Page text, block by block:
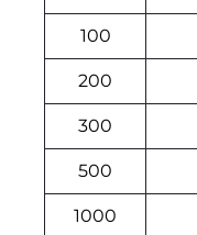
100
200
300
500
1000